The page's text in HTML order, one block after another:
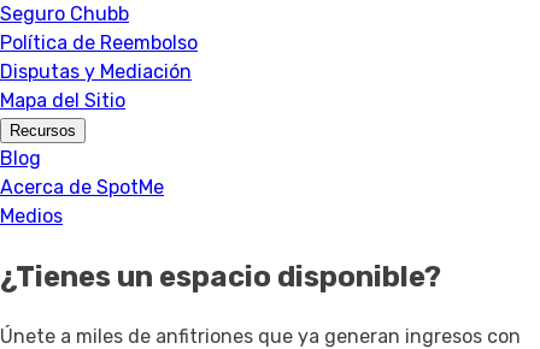
Seguro Chubb
Política de Reembolso
Disputas y Mediación
Mapa del Sitio
Recursos
Blog
Acerca de SpotMe
Medios
¿Tienes un espacio disponible?
Únete a miles de anfitriones que ya generan ingresos con